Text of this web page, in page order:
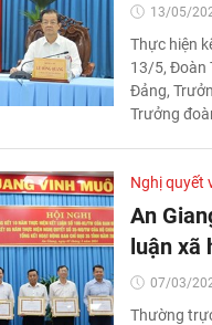
13/05/
Thực hiện
13/5, Đoàn
Đảng,
Trưởng
Nghị quyết
An
luận xã
07/03/
Thường